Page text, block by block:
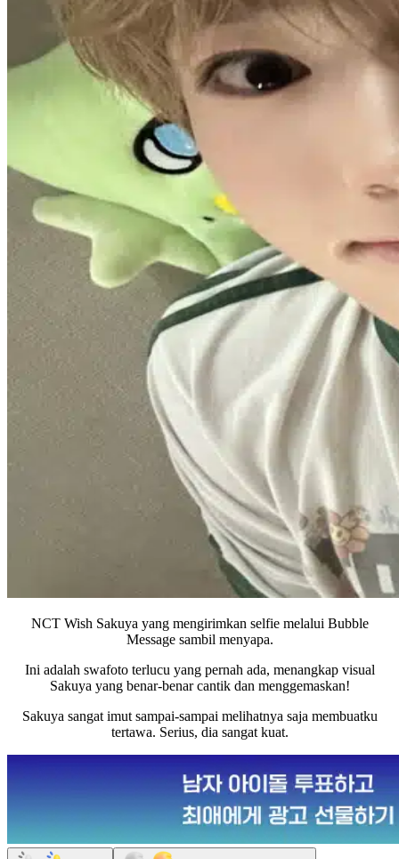
NCT Wish Sakuya yang mengirimkan selfie melalui Bubble
Message sambil menyapa.
Ini adalah swafoto terlucu yang pernah ada, menangkap visual
Sakuya yang benar-benar cantik dan menggemaskan!
Sakuya sangat imut sampai-sampai melihatnya saja membuatku
tertawa. Serius, dia sangat kuat.